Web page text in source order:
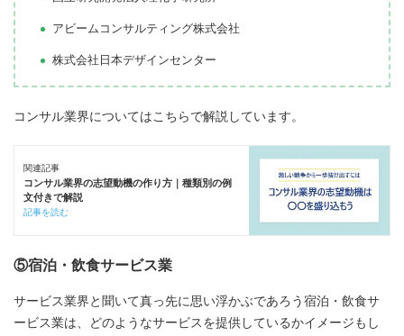
アビームコンサルティング株式会社
株式会社日本デザインセンター
コンサル業界についてはこちらで解説しています。
関連記事
コンサル業界の志望動機の作り方｜種類別の例
文付きで解説
記事を読む
⑤宿泊・飲食サービス業
サービス業界と聞いて真っ先に思い浮かぶであろう宿泊・飲食サ
ービス業は、どのようなサービスを提供しているかイメージもし